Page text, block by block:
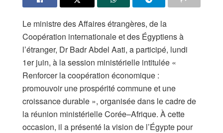
Le ministre des Affaires étrangères, de la
Coopération internationale et des Égyptiens à
l’étranger, Dr Badr Abdel Aati, a participé, lundi
1er juin, à la session ministérielle intitulée «
Renforcer la coopération économique :
promouvoir une prospérité commune et une
croissance durable », organisée dans le cadre de
la réunion ministérielle Corée–Afrique. À cette
occasion, il a présenté la vision de l’Égypte pour